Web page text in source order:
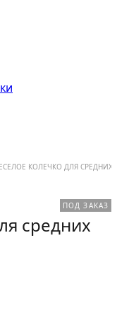
КОЛЕЧКО ДЛЯ СРЕДНИХ
ПОД ЗАКАЗ
средних